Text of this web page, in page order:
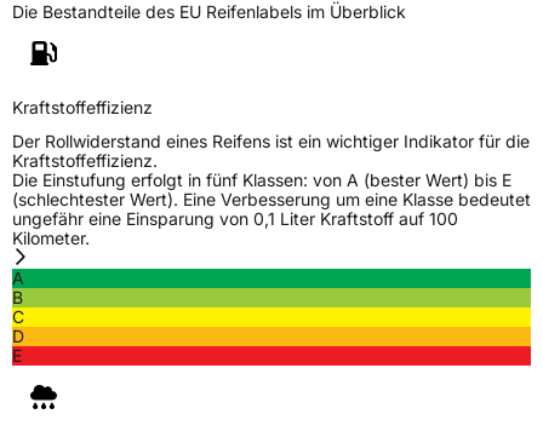
consumer.support@pirelli.com
Die Bestandteile des EU Reifenlabels im Überblick
Kraftstoffeffizienz
Der Rollwiderstand eines Reifens ist ein wichtiger Indikator für die
Kraftstoffeffizienz.
Die Einstufung erfolgt in fünf Klassen: von A (bester Wert) bis E
(schlechtester Wert). Eine Verbesserung um eine Klasse bedeutet
ungefähr eine Einsparung von 0,1 Liter Kraftstoff auf 100
Kilometer.
A
B
C
D
E